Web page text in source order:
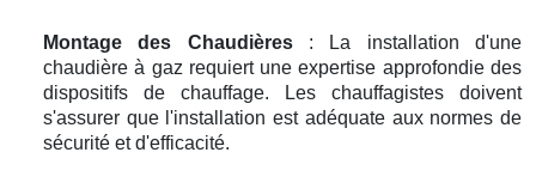
Montage des Chaudières: La installation d'une
chaudière à gaz requiert une expertise approfondie des
dispositifs de chauffage. Les chauffagistes doivent
s'assurer que l'installation est adéquate aux normes de
sécurité et d'efficacité.